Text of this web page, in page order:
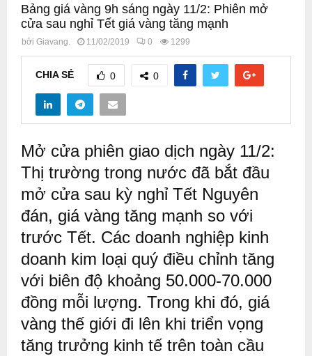
Bảng giá vàng 9h sáng ngày 11/2: Phiên mở
cửa sau nghỉ Tết giá vàng tăng mạnh
bởi Giavang. 11/02/2019 0 1299
CHIA SẺ 0 0
Mở cửa phiên giao dịch ngày 11/2:
Thị trường trong nước đã bắt đầu
mở cửa sau kỳ nghỉ Tết Nguyên
đán, giá vàng tăng mạnh so với
trước Tết. Các doanh nghiệp kinh
doanh kim loại quý điều chỉnh tăng
với biên độ khoảng 50.000-70.000
đồng mỗi lượng. Trong khi đó, giá
vàng thế giới đi lên khi triển vọng
tăng trưởng kinh tế trên toàn cầu